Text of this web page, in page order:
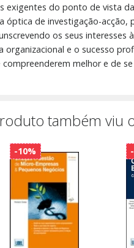
exigentes do ponto de vista
óptica de investigação-
os seus
organizacional e o sucesso
melhor e de
também viu
-10%